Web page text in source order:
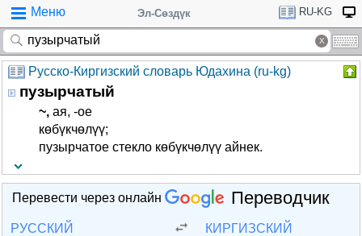
Меню Эл-Сөздүк RU-KG
Русско-Киргизский словарь Юдахина (ru-kg)
пузырчатый
~, ­ая, -ое
көбүкчөлүү;
пузырчатое стекло көбүкчөлүү айнек.
Перевести через онлайн Переводчик
РУССКИЙ КИРГИЗСКИЙ